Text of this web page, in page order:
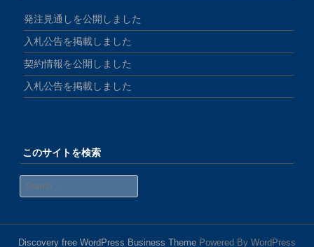
発注見通しを公開しました
入札公告を掲載しました
契約情報を公開しました
入札公告を掲載しました
このサイトを検索
Search
Discovery free WordPress Business Theme Powered By WordPress